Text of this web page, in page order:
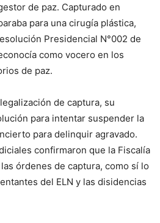
de paz. Capturado en
para una cirugía plástica,
Presidencial N°002 de
como vocero en los
de paz.
de captura, su
para intentar suspender la
para delinquir agravado.
confirmaron que la Fiscalía
órdenes de captura, como sí lo
del ELN y las disidencias